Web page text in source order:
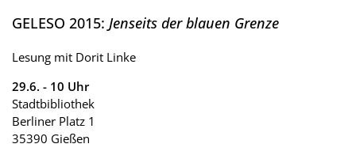
GELESO 2015: Jenseits der blauen Grenze
Lesung mit Dorit Linke
29.6. - 10 Uhr
Stadtbibliothek
Berliner Platz 1
35390 Gießen